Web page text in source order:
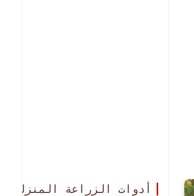
أدوات الزراعة المنزلية